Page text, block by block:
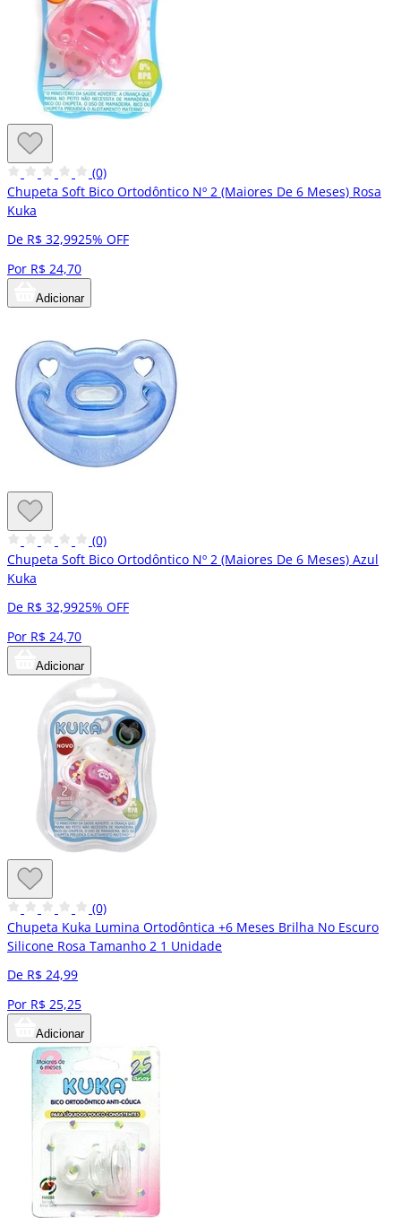
(0)
Chupeta Soft Bico Ortodôntico Nº 2 (Maiores De 6 Meses) Rosa
Kuka
De R$ 32,9925% OFF
Por R$ 24,70
Adicionar
(0)
Chupeta Soft Bico Ortodôntico Nº 2 (Maiores De 6 Meses) Azul
Kuka
De R$ 32,9925% OFF
Por R$ 24,70
Adicionar
(0)
Chupeta Kuka Lumina Ortodôntica +6 Meses Brilha No Escuro
Silicone Rosa Tamanho 2 1 Unidade
De R$ 24,99
Por R$ 25,25
Adicionar